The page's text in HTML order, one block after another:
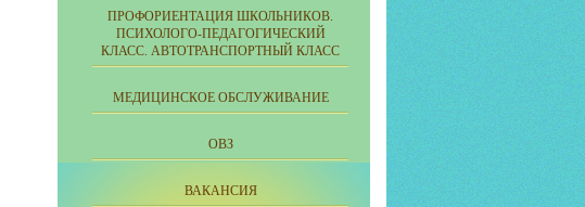
ПРОФОРИЕНТАЦИЯ ШКОЛЬНИКОВ.
ПСИХОЛОГО-ПЕДАГОГИЧЕСКИЙ
КЛАСС. АВТОТРАНСПОРТНЫЙ КЛАСС
МЕДИЦИНСКОЕ ОБСЛУЖИВАНИЕ
ОВЗ
ВАКАНСИЯ